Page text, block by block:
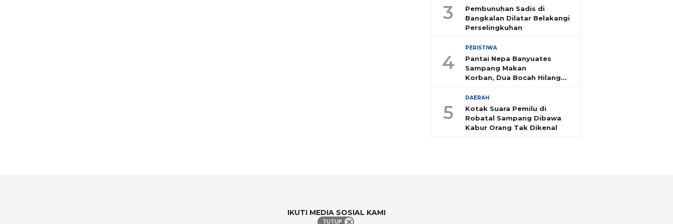
3
Pembunuhan Sadis di
Bangkalan Dilatar Belakangi
Perselingkuhan
4
PERISTIWA
Pantai Nepa Banyuates
Sampang Makan
Korban, Dua Bocah Hilang
5
DAERAH
Kotak Suara Pemilu di
Robatal Sampang Dibawa
Kabur Orang Tak Dikenal
IKUTI MEDIA SOSIAL KAMI
TUTUP